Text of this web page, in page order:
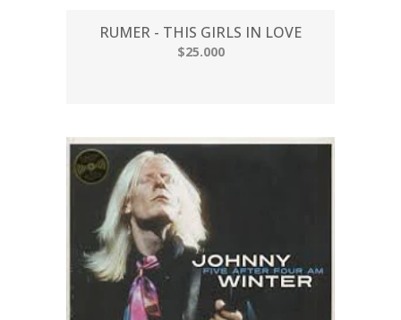
RUMER - THIS GIRLS IN LOVE
$25.000